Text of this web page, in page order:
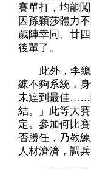
賽單打，均能
因孫穎莎體力
歲陣幸同、廿
後輩了。
此外，李總
練不夠系統，
未達到最佳……
結。」此等大
定。參加何比
否勝任，乃教
人材濟濟，調